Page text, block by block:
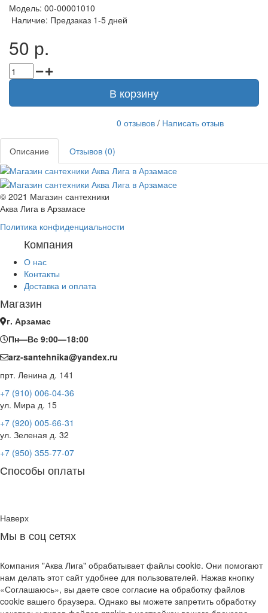
Модель: 00-00001010
Наличие: Предзаказ 1-5 дней
50 р.
В корзину
0 отзывов / Написать отзыв
Описание Отзывов (0)
© 2021 Магазин сантехники
Аква Лига в Арзамасе
Политика конфиденциальности
Компания
О нас
Контакты
Доставка и оплата
Магазин
г. Арзамас
Пн—Вс 9:00—18:00
arz-santehnika@yandex.ru
прт. Ленина д. 141
+7 (910) 006-04-36
ул. Мира д. 15
+7 (920) 005-66-31
ул. Зеленая д. 32
+7 (950) 355-77-07
Способы оплаты
Наверх
Мы в соц сетях
Компания "Аква Лига" обрабатывает файлы cookie. Они помогают
нам делать этот сайт удобнее для пользователей. Нажав кнопку
«Соглашаюсь», вы даете свое согласие на обработку файлов
cookie вашего браузера. Однако вы можете запретить обработку